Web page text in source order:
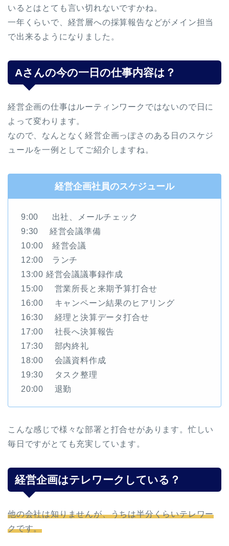
いるとはとても言い切れないですかね。
一年くらいで、経営層への採算報告などがメイン担当
で出来るようになりました。
Aさんの今の一日の仕事内容は？
経営企画の仕事はルーティンワークではないので日に
よって変わります。
なので、なんとなく経営企画っぽさのある日のスケジ
ュールを一例としてご紹介しますね。
経営企画社員のスケジュール
9:00 出社、メールチェック
9:30 経営会議準備
10:00 経営会議
12:00 ランチ
13:00 経営会議議事録作成
15:00 営業所長と来期予算打合せ
16:00 キャンペーン結果のヒアリング
16:30 経理と決算データ打合せ
17:00 社長へ決算報告
17:30 部内終礼
18:00 会議資料作成
19:30 タスク整理
20:00 退勤
こんな感じで様々な部署と打合せがあります。忙しい
毎日ですがとても充実しています。
経営企画はテレワークしている？
他の会社は知りませんが、うちは半分くらいテレワー
クです。